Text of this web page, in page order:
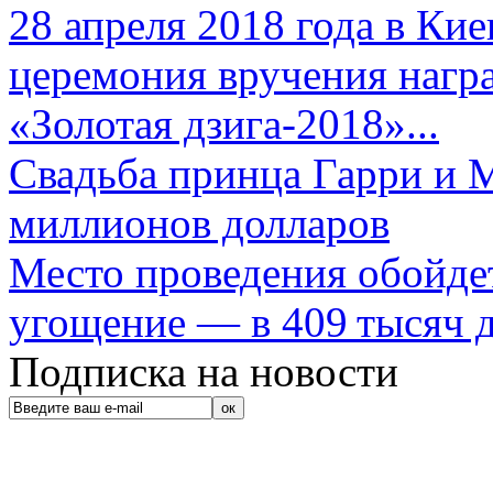
28 апреля 2018 года в
церемония вручения
«Золотая дзига-2018»...
Свадьба принца Гарри и
миллионов долларов
Место проведения
угощение — в 409 тысяч
Подписка на новости